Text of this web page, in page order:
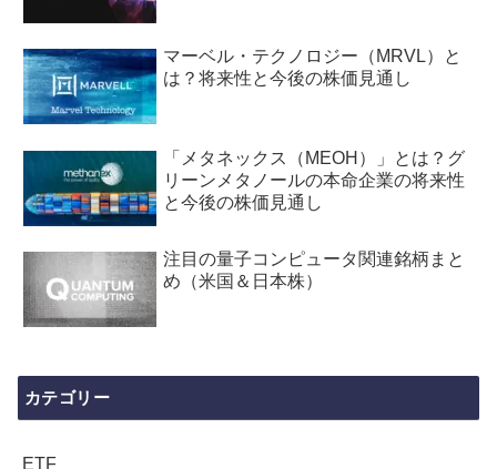
マーベル・テクノロジー（MRVL）と
は？将来性と今後の株価見通し
「メタネックス（MEOH）」とは？グ
リーンメタノールの本命企業の将来性
と今後の株価見通し
注目の量子コンピュータ関連銘柄まと
め（米国＆日本株）
カテゴリー
ETF